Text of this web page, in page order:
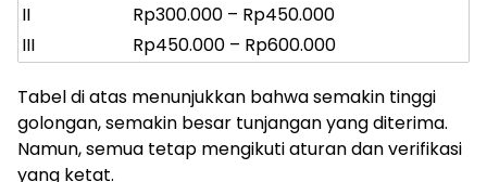
II
Rp300.000 – Rp450.000
III
Rp450.000 – Rp600.000
Tabel di atas menunjukkan bahwa semakin tinggi
golongan, semakin besar tunjangan yang diterima.
Namun, semua tetap mengikuti aturan dan verifikasi
yang ketat.